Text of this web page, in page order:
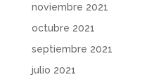
noviembre 2021
octubre 2021
septiembre 2021
julio 2021